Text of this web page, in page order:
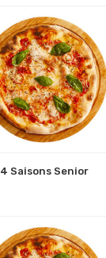
4 Saisons Senior